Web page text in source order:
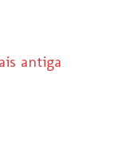
antiga